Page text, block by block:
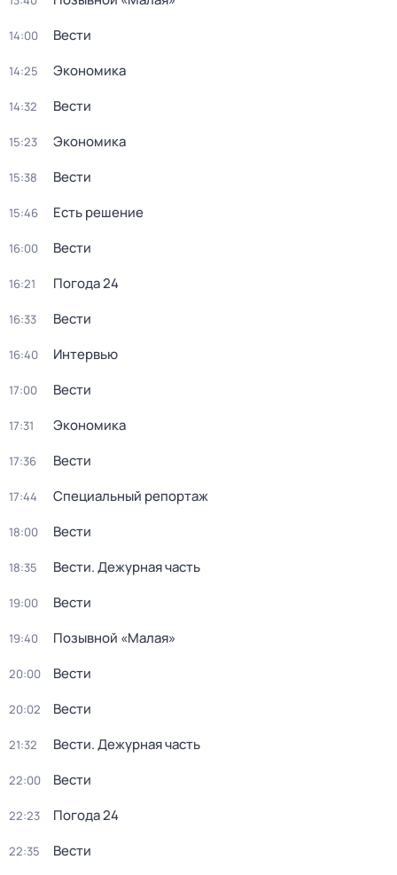
14:00 Вести
14:25 Экономика
14:32 Вести
15:23 Экономика
15:38 Вести
15:46 Есть решение
16:00 Вести
16:21 Погода 24
16:33 Вести
16:40 Интервью
17:00 Вести
17:31 Экономика
17:36 Вести
17:44 Специальный репортаж
18:00 Вести
18:35 Вести. Дежурная часть
19:00 Вести
19:40 Позывной «Малая»
20:00 Вести
20:02 Вести
21:32 Вести. Дежурная часть
22:00 Вести
22:23 Погода 24
22:35 Вести